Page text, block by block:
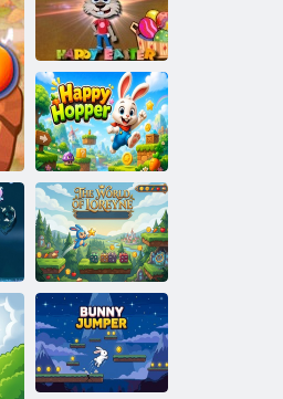
Velikonoční
zajíček: Egg
Hunt
Šťastný králíček
Lorraine's World